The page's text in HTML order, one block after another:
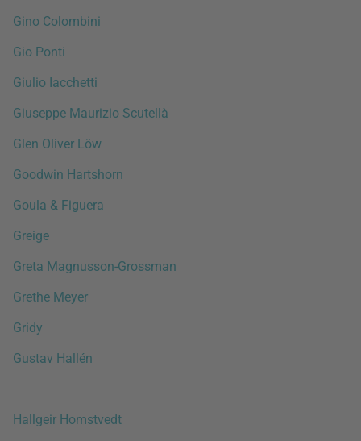
Gino Colombini
Gio Ponti
Giulio Iacchetti
Giuseppe Maurizio Scutellà
Glen Oliver Löw
Goodwin Hartshorn
Goula & Figuera
Greige
Greta Magnusson-Grossman
Grethe Meyer
Gridy
Gustav Hallén
Hallgeir Homstvedt